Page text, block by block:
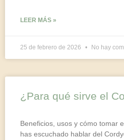
LEER MÁS »
25 de febrero de 2026 No hay
¿Para qué sirve el
Beneficios, usos y cómo tomar
has escuchado hablar del